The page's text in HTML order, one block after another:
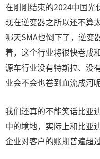
在刚刚结束的2024中国光
现在逆变器之所以还不算
哪天SMA也倒下了，逆变
着，这个行业将很快卷成
源车行业没有特斯拉、没
业会不会也卷到血流成河
我们还真的不能笑话比亚
中的境地，实际上和比
企业对客户的账期普遍超